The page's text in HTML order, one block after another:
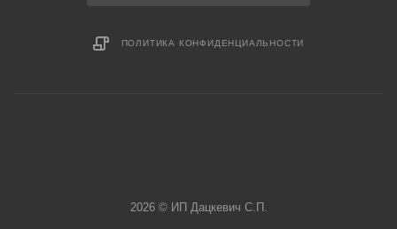
ПОЛИТИКА КОНФИДЕНЦИАЛЬНОСТИ
2026 © ИП Дацкевич С.П.